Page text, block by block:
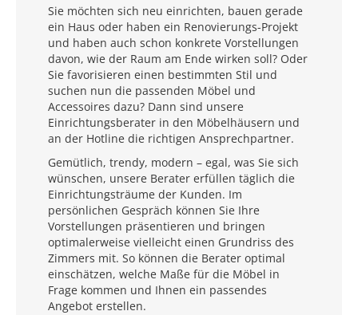
Sie möchten sich neu einrichten, bauen gerade
ein Haus oder haben ein Renovierungs-Projekt
und haben auch schon konkrete Vorstellungen
davon, wie der Raum am Ende wirken soll? Oder
Sie favorisieren einen bestimmten Stil und
suchen nun die passenden Möbel und
Accessoires dazu? Dann sind unsere
Einrichtungsberater in den Möbelhäusern und
an der Hotline die richtigen Ansprechpartner.
Gemütlich, trendy, modern – egal, was Sie sich
wünschen, unsere Berater erfüllen täglich die
Einrichtungsträume der Kunden. Im
persönlichen Gespräch können Sie Ihre
Vorstellungen präsentieren und bringen
optimalerweise vielleicht einen Grundriss des
Zimmers mit. So können die Berater optimal
einschätzen, welche Maße für die Möbel in
Frage kommen und Ihnen ein passendes
Angebot erstellen.